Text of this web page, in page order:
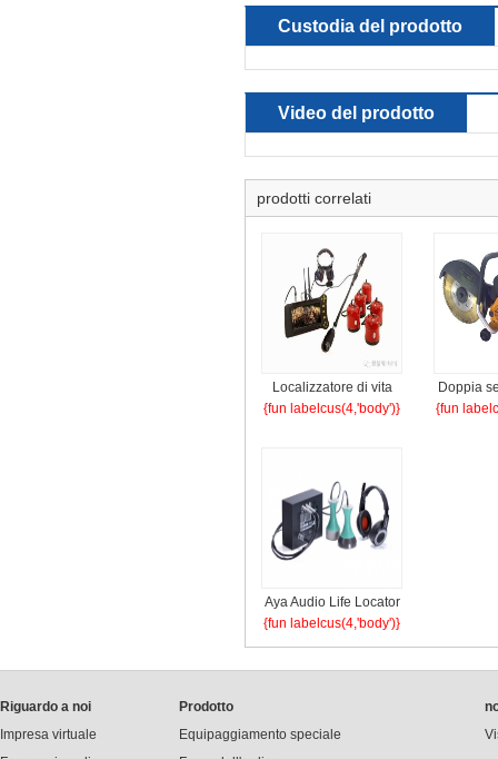
Custodia del prodotto
Video del prodotto
prodotti correlati
Localizzatore di vita
audio e video wireless
{fun labelcus(4,'body')}
Doppia
sega
{fun
Aya Audio Life Locator
{fun labelcus(4,'body')}
Riguardo a noi
Impresa virtuale
Prodotto
Equipaggiamento speciale